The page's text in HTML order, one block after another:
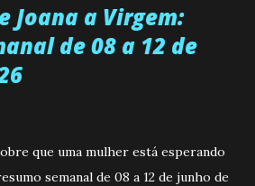
Joana a Virgem:
de 08 a 12 de
que uma mulher está esperando
semanal de 08 a 12 de junho de